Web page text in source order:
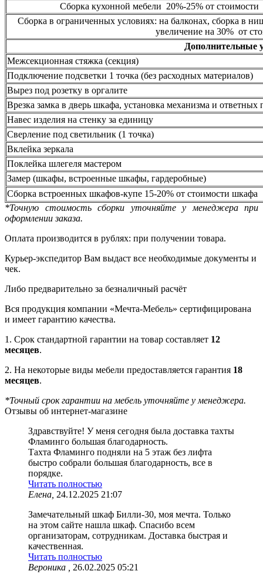
Сборка кухонной мебели 20%-25% от стоимости
Сборка в ограниченных условиях: на балконах, сборка в
увеличение на 30% от
Дополнительные
Межсекционная стяжка (секция)
Подключение подсветки 1 точка (без расходных материалов)
Вырез под розетку в оргалите
Врезка замка в дверь шкафа, установка механизма и ответных
Навес изделия на стенку за единицу
Сверление под светильник (1 точка)
Вклейка зеркала
Поклейка шлегеля мастером
Замер (шкафы, встроенные шкафы, гардеробные)
Сборка встроенных шкафов-купе 15-20% от стоимости шкафа
*Точную стоимость сборки уточняйте у менеджера при
оформлении заказа.
Оплата производится в рублях: при получении товара.
Курьер-экспедитор Вам выдаст все необходимые документы и
чек.
Либо предварительно за безналичный расчёт
Вся продукция компании «Мечта-Мебель» сертифицирована
и имеет гарантию качества.
1. Срок стандартной гарантии на товар составляет 12
месяцев.
2. На некоторые виды мебели предоставляется гарантия 18
месяцев.
*Точный срок гарантии на мебель уточняйте у менеджера.
Отзывы об интернет-магазине
Здравствуйте! У меня сегодня была доставка тахты
Фламинго большая благодарность.
Тахта Фламинго подняли на 5 этаж без лифта
быстро собрали большая благодарность, все в
порядке.
Читать полностью
Елена, 24.12.2025 21:07
Замечательный шкаф Билли-30, моя мечта. Только
на этом сайте нашла шкаф. Спасибо всем
организаторам, сотрудникам. Доставка быстрая и
качественная.
Читать полностью
Вероника ,
26.02.2025 05:21